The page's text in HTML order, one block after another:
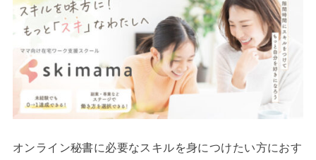
オンライン秘書に必要なスキルを身につけたい方におす